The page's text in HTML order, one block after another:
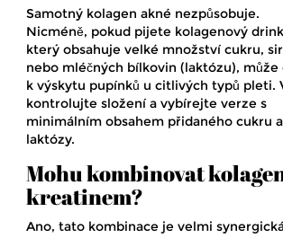
Samotný kolagen akné nezpůsobuje.
Nicméně, pokud pijete kolagenový
který obsahuje velké množství cukru,
nebo mléčných bílkovin (laktózu),
k výskytu pupínků u citlivých typů pleti.
kontrolujte složení a vybírejte verze s
minimálním obsahem přidaného cukru
laktózy.
Mohu kombinovat
kreatinem?
Ano, tato kombinace je velmi